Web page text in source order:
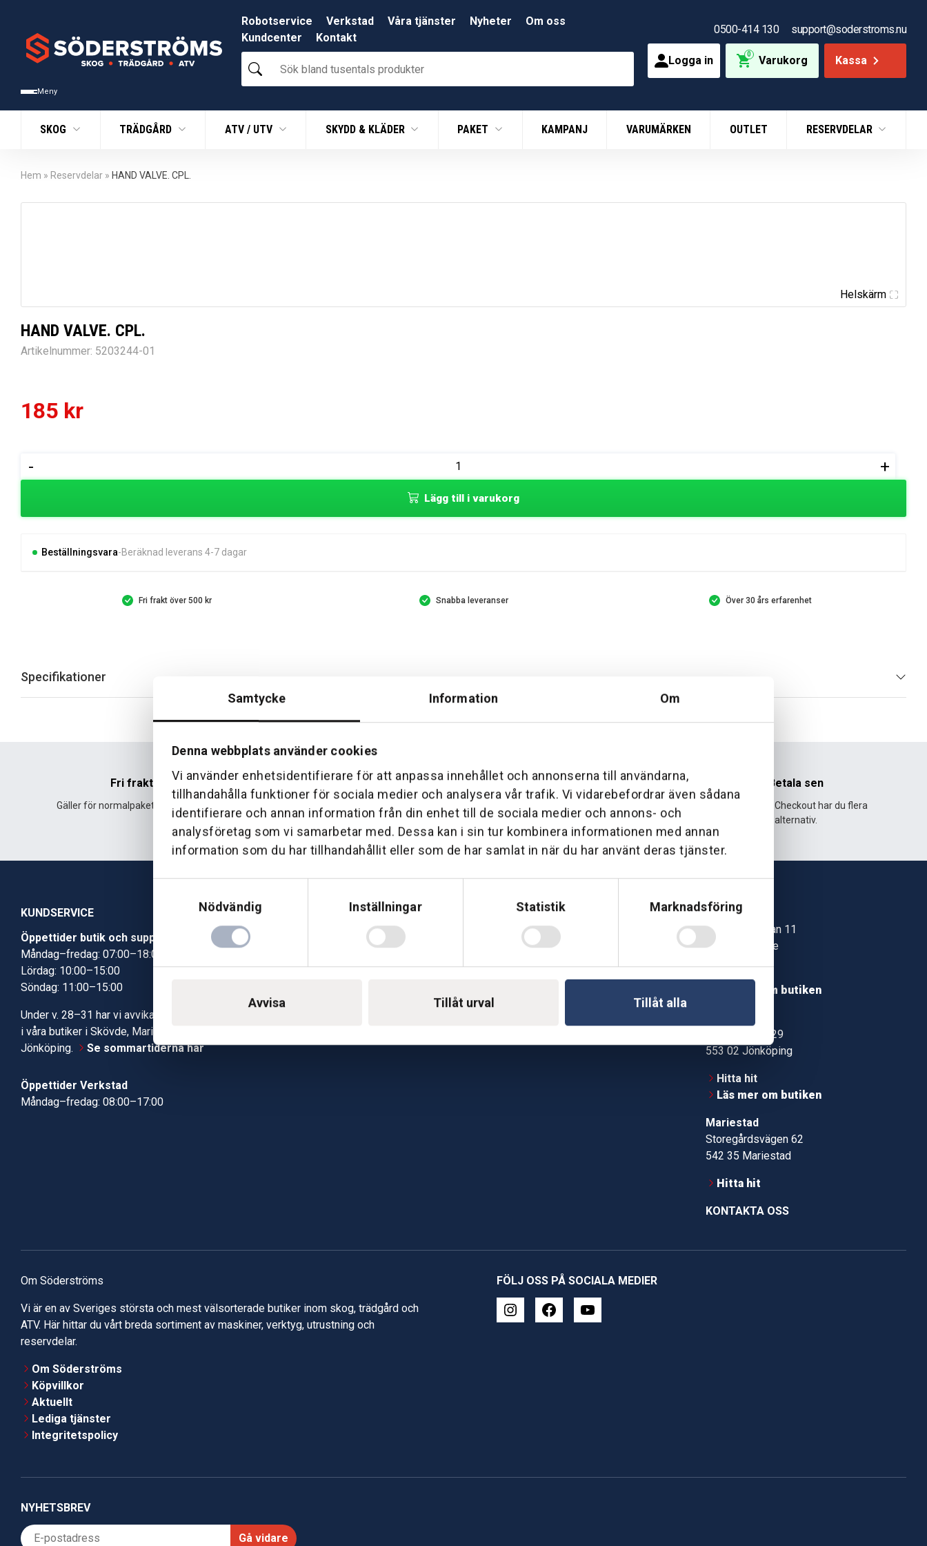
Samtycke Information Om
Denna webbplats använder cookies
Vi använder enhetsidentifierare för att anpassa innehållet och annonserna till användarna,
tillhandahålla funktioner för sociala medier och analysera vår trafik. Vi vidarebefordrar även sådana
identifierare och annan information från din enhet till de sociala medier och annons- och
analysföretag som vi samarbetar med. Dessa kan i sin tur kombinera informationen med annan
information som du har tillhandahållit eller som de har samlat in när du har använt deras tjänster.
Nödvändig
Inställningar Statistik Marknadsföring
Avvisa Tillåt urval Tillåt alla
Meny
Robotservice Verkstad Våra tjänster Nyheter
Om oss
Kundcenter
Kontakt
Sök
bland
produkter
0500-414 130 support@soderstroms.nu
Logga in 0 Varukorg Kassa
SKOG TRÄDGÅRD ATV / UTV SKYDD & KLÄDER PAKET KAMPANJ VARUMÄRKEN OUTLET RESERVDELAR
Hem » Reservdelar » HAND VALVE. CPL.
Helskärm
HAND VALVE. CPL.
Artikelnummer: 5203244-01
185 kr
-
VALVE.
+
Lägg till i varukorg
Beställningsvara Beräknad leverans 4-7 dagar
Fri frakt över 500 kr Snabba leveranser Över 30 års erfarenhet
Specifikationer
Fri frakt
Gäller för normalpaket över 500 kr.
Hemleverans
Leverans fram till din dörr. Oavsett storlek.
Över 30 års erfarenhet
Företaget startade 1 januari 1995 och har
sedan dess haft en god tillväxt.
Betala sen
Med Klarna Checkout har du flera
alternativ.
KUNDSERVICE
Öppettider butik och support
Måndag–fredag: 07:00–18:00
Lördag: 10:00–15:00
Söndag: 11:00–15:00
Under v. 28–31 har vi avvikande öppettider
i våra butiker i Skövde, Mariestad och
Jönköping.
Se sommartiderna här
Öppettider Verkstad
Måndag–fredag: 08:00–17:00
Butik Skövde
Kundcenter
Boka tid i verkstad
Telefon: 0500-414 130
E-mail: support@soderstroms.nu
Gå till vår företagssupport
Skövde
Jonstorpsgatan 11
549 37 Skövde
Läs mer om butiken
Kämpevägen 29
553 02 Jönköping
Hitta hit
Läs mer om butiken
Mariestad
Storegårdsvägen 62
542 35 Mariestad
Hitta hit
KONTAKTA OSS
Om Söderströms
Vi är en av Sveriges största och mest välsorterade butiker inom skog, trädgård och
ATV. Här hittar du vårt breda sortiment av maskiner, verktyg, utrustning och
reservdelar.
Om Söderströms
Köpvillkor
Aktuellt
Lediga tjänster
Integritetspolicy
FÖLJ OSS PÅ SOCIALA MEDIER
NYHETSBREV
Gå vidare